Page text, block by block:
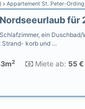
Appartement St. Peter-Ording
ein
Strand- korb und …
2 Miete ab: 55 €